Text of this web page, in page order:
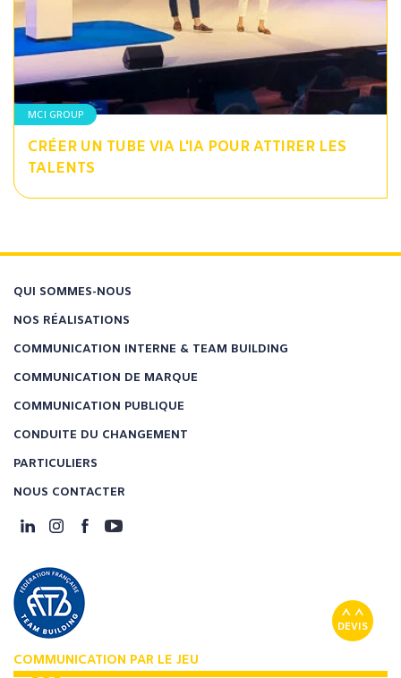
MCI GROUP
CRÉER UN TUBE VIA L'IA POUR ATTIRER LES
TALENTS
DEVIS
QUI SOMMES-NOUS
NOS RÉALISATIONS
COMMUNICATION INTERNE & TEAM BUILDING
COMMUNICATION DE MARQUE
COMMUNICATION PUBLIQUE
CONDUITE DU CHANGEMENT
PARTICULIERS
NOUS CONTACTER